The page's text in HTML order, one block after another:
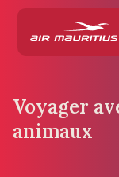
Voyager
animaux